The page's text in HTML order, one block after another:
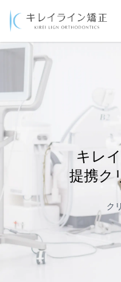
キレ
提携ク
ク